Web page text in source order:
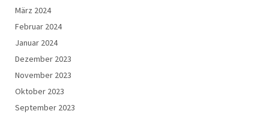
März 2024
Februar 2024
Januar 2024
Dezember 2023
November 2023
Oktober 2023
September 2023